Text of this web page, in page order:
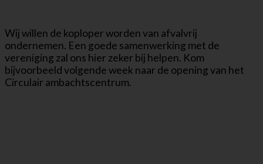
Wij willen de koploper worden van afvalvrij
ondernemen. Een goede samenwerking met de
vereniging zal ons hier zeker bij helpen. Kom
bijvoorbeeld volgende week naar de opening van het
Circulair ambachtscentrum.